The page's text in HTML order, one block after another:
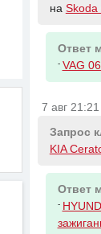
на Skoda
Ответ
- VAG
7 авг 21:21
Запрос
KIA
Ответ
-